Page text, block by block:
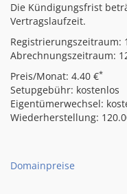
Die Kündigungsfrist
Vertragslaufzeit.
Registrierungszeitraum:
Abrechnungszeitraum:
Preis/Monat: 4.40 €*
Setupgebühr: kostenlos
Eigentümerwechsel:
Wiederherstellung:
Domainpreise